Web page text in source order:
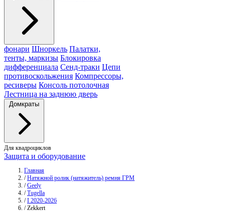
фонари Шноркель Палатки,
тенты, маркизы Блокировка
дифференциала Сенд-траки Цепи
противоскольжения Компрессоры,
ресиверы Консоль потолочная
Лестница на заднюю дверь
Домкраты
Для квадроциклов
Защита и оборудование
Главная
/ Натяжной ролик (натяжитель) ремня ГРМ
/ Geely
/ Tugella
/ I 2020-2026
/ Zekkert